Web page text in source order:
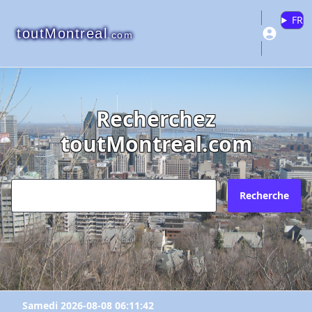
toutMontreal.com
FR
Recherchez
toutMontreal.com
Recherche
Samedi 2026-08-08 06:11:42